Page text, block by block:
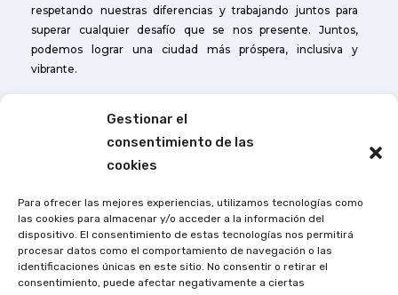
Gestionar el
consentimiento de las
cookies
Para ofrecer las mejores experiencias, utilizamos tecnologías como
las cookies para almacenar y/o acceder a la información del
dispositivo. El consentimiento de estas tecnologías nos permitirá
procesar datos como el comportamiento de navegación o las
identificaciones únicas en este sitio. No consentir o retirar el
consentimiento, puede afectar negativamente a ciertas
respetando nuestras diferencias y trabajando juntos para
superar cualquier desafío que se nos presente. Juntos,
podemos lograr una ciudad más próspera, inclusiva y
vibrante.
Otros Enlances
Cuerpo de Bomberos de Caluma
Contactos:
Dirección: Avn. La Naranja y Héroes del Cenepa.
Teléfonos:(593) 03249-522